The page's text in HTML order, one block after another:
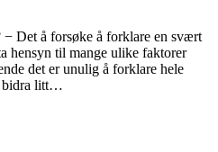
− Det å forsøke å forklare en svært
hensyn til mange ulike faktorer
det er unulig å forklare hele
bidra litt…